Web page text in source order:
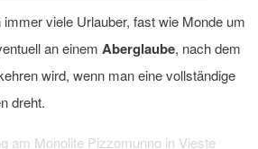
viele Urlauber, fast wie Monde um
an einem Aberglaube, nach dem
wird, wenn man eine vollständige
dreht.